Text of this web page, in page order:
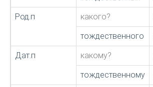
Род.п какого?
тождественного
Дат.п какому?
тождественному